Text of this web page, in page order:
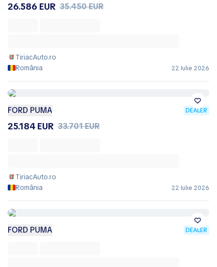
26.586 EUR 35.450 EUR
TiriacAuto.ro
România
22 Iulie 2026
FORD PUMA DEALER
25.184 EUR 33.701 EUR
TiriacAuto.ro
România
22 Iulie 2026
FORD PUMA DEALER